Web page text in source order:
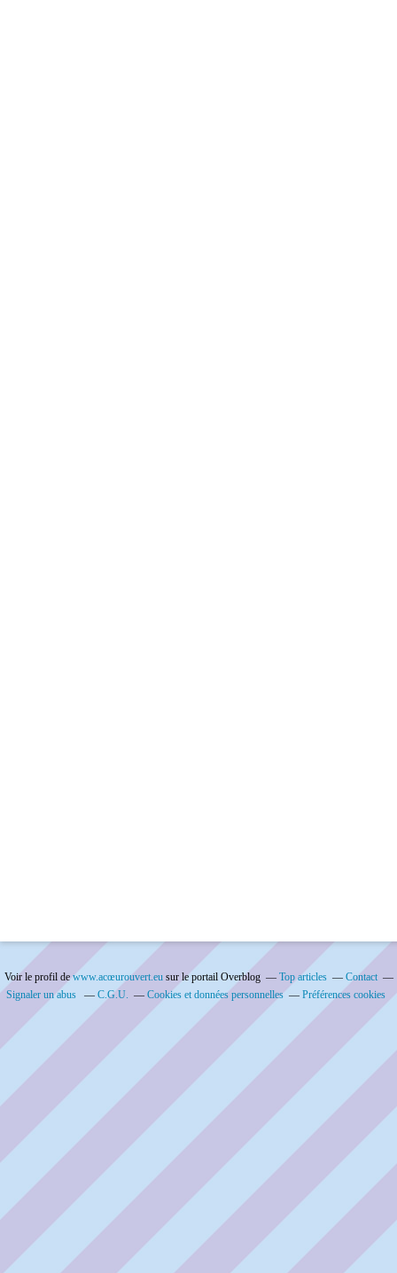
Voir le profil dewww.acœurouvert.eusur le portail Overblog Top articles
Contact
Signaler un abus
C.G.U. Cookies et données personnelles Préférences cookies